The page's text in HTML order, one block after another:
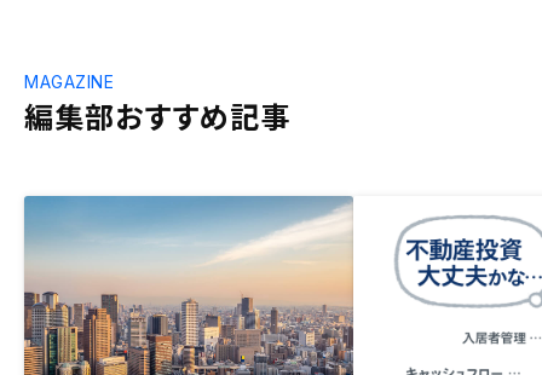
編集部おすすめ記事
MAGAZINE